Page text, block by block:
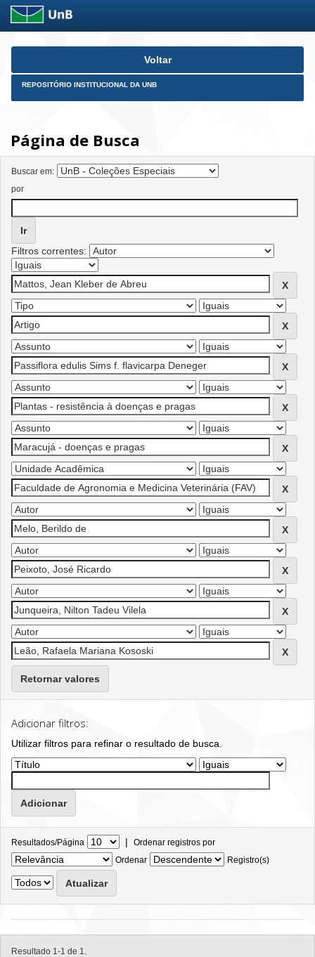
Skip
Voltar
REPOSITÓRIO INSTITUCIONAL DA UNB
Página de Busca
Buscar em:
por
Filtros correntes:
Retornar valores
Adicionar filtros:
Utilizar filtros para refinar o resultado de busca.
Resultados/Página | Ordenar registros por
Ordenar
Registro(s)
Resultado 1-1 de 1.